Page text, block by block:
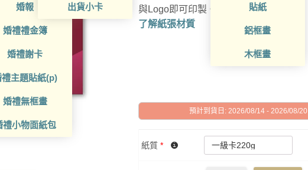
婚報
婚禮禮金簿
婚禮謝卡
禮主題貼紙(p)
婚禮無框畫
禮小物面紙包
出貨小卡 貼紙
鋁框畫
木框畫
與Logo即可印製。
了解紙張材質
預計到貨日: 2026/08/14 - 2026/08/20
紙質 *